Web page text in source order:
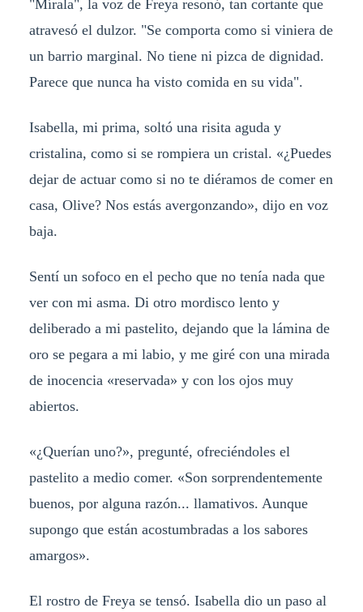
"Mírala", la voz de Freya resonó, tan cortante que
atravesó el dulzor. "Se comporta como si viniera de
un barrio marginal. No tiene ni pizca de dignidad.
Parece que nunca ha visto comida en su vida".
Isabella, mi prima, soltó una risita aguda y
cristalina, como si se rompiera un cristal. «¿Puedes
dejar de actuar como si no te diéramos de comer en
casa, Olive? Nos estás avergonzando», dijo en voz
baja.
Sentí un sofoco en el pecho que no tenía nada que
ver con mi asma. Di otro mordisco lento y
deliberado a mi pastelito, dejando que la lámina de
oro se pegara a mi labio, y me giré con una mirada
de inocencia «reservada» y con los ojos muy
abiertos.
«¿Querían uno?», pregunté, ofreciéndoles el
pastelito a medio comer. «Son sorprendentemente
buenos, por alguna razón... llamativos. Aunque
supongo que están acostumbradas a los sabores
amargos».
El rostro de Freya se tensó. Isabella dio un paso al